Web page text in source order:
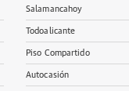
Salamancahoy
Todoalicante
Piso Compartido
Autocasión